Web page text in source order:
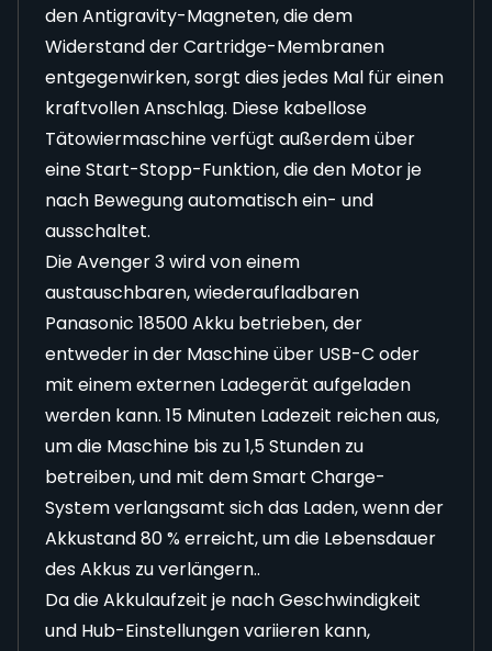
den Antigravity-Magneten, die dem
Widerstand der Cartridge-Membranen
entgegenwirken, sorgt dies jedes Mal für einen
kraftvollen Anschlag. Diese kabellose
Tätowiermaschine verfügt außerdem über
eine Start-Stopp-Funktion, die den Motor je
nach Bewegung automatisch ein- und
ausschaltet.
Die Avenger 3 wird von einem
austauschbaren, wiederaufladbaren
Panasonic 18500 Akku betrieben, der
entweder in der Maschine über USB-C oder
mit einem externen Ladegerät aufgeladen
werden kann. 15 Minuten Ladezeit reichen aus,
um die Maschine bis zu 1,5 Stunden zu
betreiben, und mit dem Smart Charge-
System verlangsamt sich das Laden, wenn der
Akkustand 80 % erreicht, um die Lebensdauer
des Akkus zu verlängern..
Da die Akkulaufzeit je nach Geschwindigkeit
und Hub-Einstellungen variieren kann,